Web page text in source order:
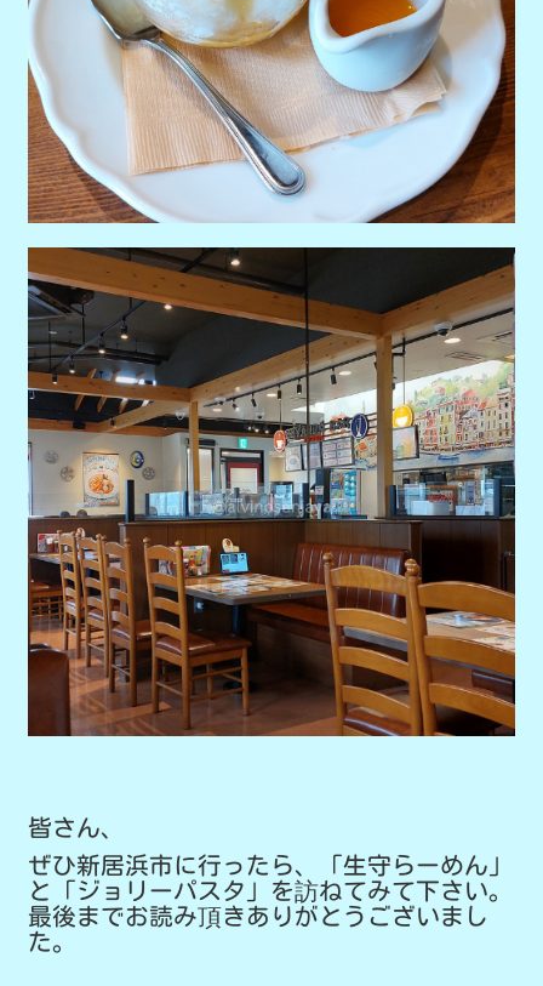
皆さん、
ぜひ新居浜市に行ったら、「生守らーめん」
と「ジョリーパスタ」を訪ねてみて下さい。
最後までお読み頂きありがとうございまし
た。